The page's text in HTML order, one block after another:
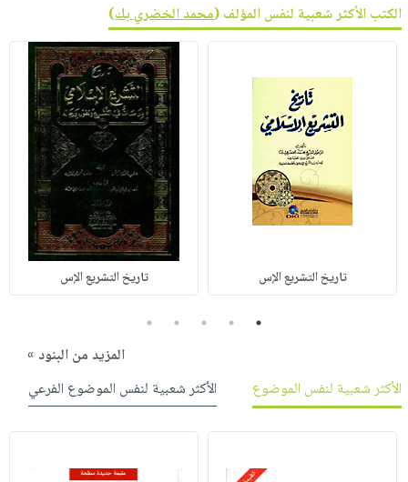
الكتب الأكثر شعبية لنفس المؤلف (محمد الخضري بك)
تاريخ التشريع الإس تاريخ التشريع الإس
1
2
3
4
5
المزيد من البنود »
الأكثر شعبية لنفس الموضوع
الأكثر شعبية لنفس الموضوع الفرعي